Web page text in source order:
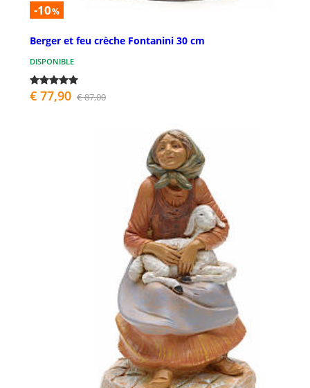
-10%
Berger et feu crèche Fontanini 30 cm
DISPONIBLE
€ 77,90 € 87,00